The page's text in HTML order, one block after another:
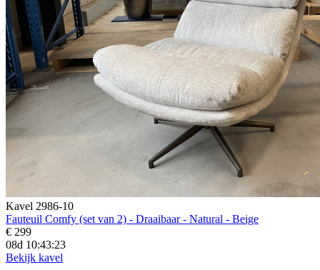
Kavel 2986-10
Fauteuil Comfy (set van 2) - Draaibaar - Natural - Beige
€ 299
08d 10:43:21
Bekijk kavel